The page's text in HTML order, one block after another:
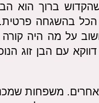
ברוך הוא
בהשגחה פרטית.
על מה היה קורה
עם הבן זוג
משפחות